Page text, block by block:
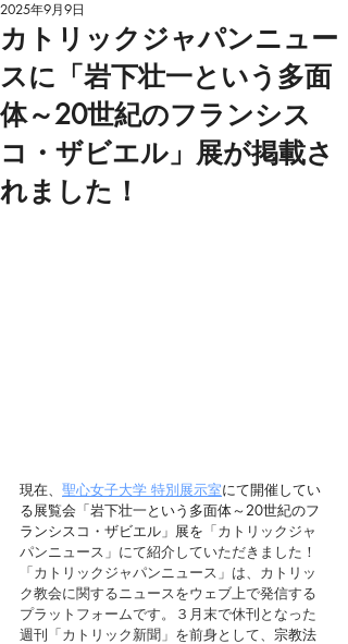
カトリックジャパンニュー
スに「岩下壮一という多面
体～20世紀のフランシス
コ・ザビエル」展が掲載さ
れました！
2025年9月9日
現在、 聖心女子大学 特別展示室にて開催してい
る展覧会 「岩下壮一という多面体～20世紀のフ
ランシスコ・ザビエル」 展を 「カトリックジャ
パンニュース」にて紹介していただきました！
「カトリックジャパンニュース」は、カトリッ
ク教会に関するニュースをウェブ上で発信する
プラットフォームです。３月末で休刊となった
週刊「カトリック新聞」を前身として、 宗教法